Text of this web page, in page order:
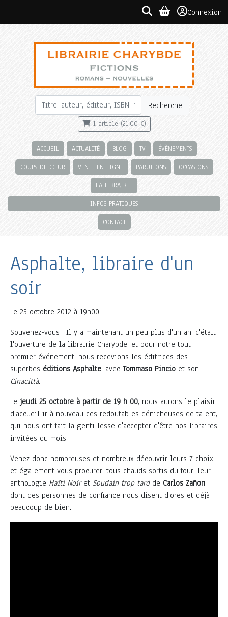
Connexion
Recherche
1 article (21,00 €)
ACCUEIL ACTUALITÉ BLOG TV ÉVÈNEMENTS
COUPS DE CŒUR VENTE EN LIGNE PARUTIONS OCCASIONS
LA LIBRAIRIE
INFOS PRATIQUES
CONTACT
Asphalte, libraire d'un
soir
Le 25 octobre 2012 à 19h00
Souvenez-vous ! Il y a maintenant un peu plus d'un an, c'était
l'ouverture de la librairie Charybde, et pour notre tout
premier événement, nous recevions les éditrices des
superbes éditions Asphalte, avec Tommaso Pincio et son
Cinacittà.
Le jeudi 25 octobre à partir de 19 h 00, nous aurons le plaisir
d'accueillir à nouveau ces redoutables dénicheuses de talent,
qui nous ont fait la gentillesse d'accepter d'être nos libraires
invitées du mois.
Venez donc nombreuses et nombreux découvrir leurs 7 choix,
et également vous procurer, tous chauds sortis du four, leur
anthologie Haïti Noiret Soudain trop tardde Carlos Zañon,
dont des personnes de confiance nous disent d'ores et déjà
beaucoup de bien.